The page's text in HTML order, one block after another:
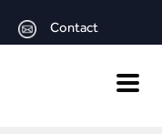
Contact
Toggle